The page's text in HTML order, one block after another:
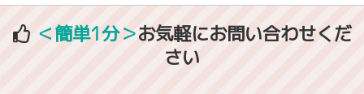
＜簡単1分＞お気軽にお問い合わせくだ
さい